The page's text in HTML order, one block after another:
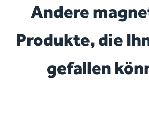
Andere
Produkte, die
gefallen